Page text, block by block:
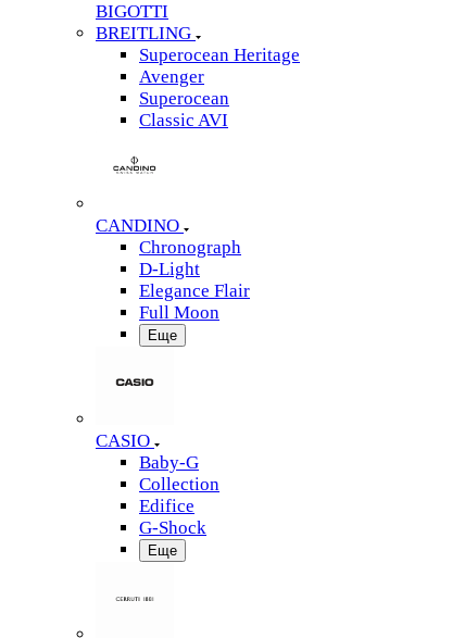
BIGOTTI
BREITLING
Superocean Heritage
Avenger
Superocean
Classic AVI
CANDINO
Chronograph
D-Light
Elegance Flair
Full Moon
Еще
CASIO
Baby-G
Collection
Edifice
G-Shock
Еще